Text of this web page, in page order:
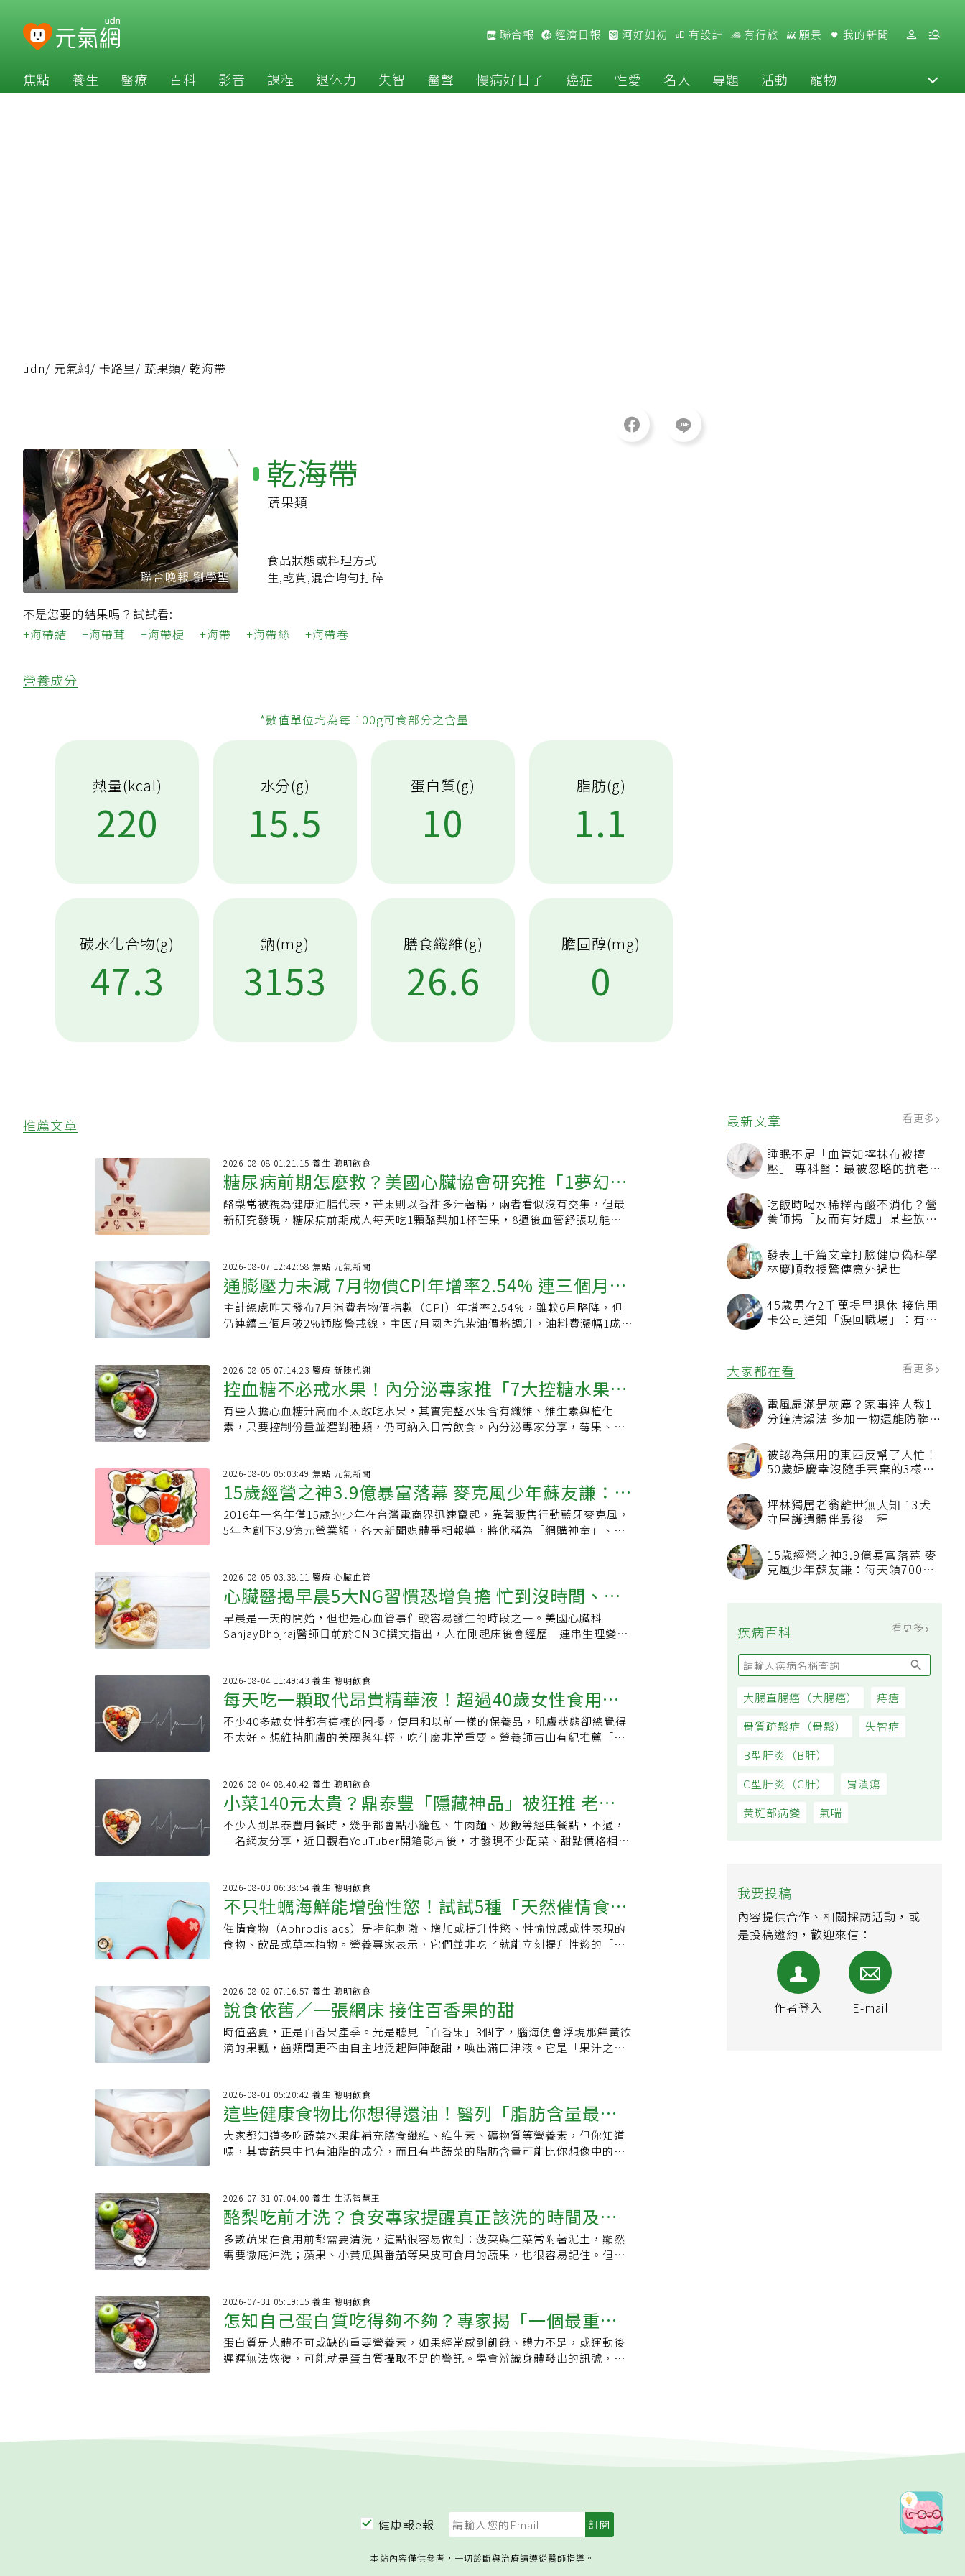
聯合報 經濟日報 河好如初 有設計 有行旅 願景 我的新聞
焦點 養生 醫療 百科 影音 課程 退休力 失智 醫聲 慢病好日子 癌症 性愛 名人 專題 活動 寵物
最新文章 看更多
睡眠不足「血管如擰抹布被擠
壓」 專科醫：最被忽略的抗老方
吃飯時喝水稀釋胃酸不消化？營
養師揭「反而有好處」某些族群
發表上千篇文章打臉健康偽科學
林慶順教授驚傳意外過世
45歲男存2千萬提早退休 接信用
卡公司通知「淚回職場」：有錢
大家都在看 看更多
電風扇滿是灰塵？家事達人教1
分鐘清潔法 多加一物還能防髒汙
被認為無用的東西反幫了大忙！
50歲婦慶幸沒隨手丟棄的3樣物
坪林獨居老翁離世無人知 13犬
守屋護遺體伴最後一程
15歲經營之神3.9億暴富落幕 麥
克風少年蘇友謙：每天領700元
疾病百科 看更多
大腸直腸癌（大腸癌）
痔瘡
骨質疏鬆症（骨鬆）
失智症
B型肝炎（B肝）
C型肝炎（C肝）
胃潰瘍
黃斑部病變
氣喘
我要投稿
內容提供合作、相關採訪活動，或
是投稿邀約，歡迎來信：
作者登入 E-mail
udn/ 元氣網/ 卡路里/ 蔬果類/ 乾海帶
聯合晚報 劉學聖
乾海帶
蔬果類
食品狀態或料理方式
生,乾貨,混合均勻打碎
不是您要的結果嗎？試試看:
海帶結
海帶茸 海帶梗 海帶 海帶絲 海帶卷
營養成分
*數值單位均為每 100g可食部分之含量
熱量(kcal)
220
水分(g)
15.5
蛋白質(g)
10
脂肪(g)
1.1
碳水化合物(g)
47.3
鈉(mg)
3153
膳食纖維(g)
26.6
膽固醇(mg)
0
推薦文章
2026-08-08 01:21:15 養生.聰明飲食
糖尿病前期怎麼救？美國心臟協會研究推「1夢幻水
果組合」 酪梨加它改善血管功能
酪梨常被視為健康油脂代表，芒果則以香甜多汁著稱，兩者看似沒有交集，但最
新研究發現，糖尿病前期成人每天吃1顆酪梨加1杯芒果，8週後血管舒張功能有所
而不自知；或雖知道卻不曉得該如何改善，讓它不演變成為糖尿病。根據
《EatingWell》報導，一項發表於《美國心臟協會雜誌》（JAHA）的研究，針
對68名糖尿病前期患者進行為期8週的試驗。研究發現，參與者無須痛苦節食，只
需每天在日常飲食中添加「一顆完整酪梨＋一杯新鮮芒果」，就能帶來令人驚喜
的心血管益處：．顯著提升血管擴張能力（FMD）：每日攝取酪梨與芒果的受試
肪酸與膳食纖維；芒果則補足高濃度的維生素C與鉀。兩者營養成分幾乎不重疊，
搭配後可一次補進健康脂肪、纖維、維生素與抗氧化物，使體內的抗氧化力與維
生素C攝取量翻倍，輕鬆提升護心防線。為什麼是酪梨加芒果？兩種水果營養剛好
互補這二者的搭配並不是隨意亂選的。酪梨富含單元不飽和脂肪酸、膳食纖維、
也有不少心血管研究支持。另一項針對786名腹部肥胖成人的研究發現，每天吃1
顆酪梨、持續6個月後，血液中的低密度脂蛋白（LDL）顆粒濃度有所下降。一般
健檢常看的LDL膽固醇，是測量膽固醇總量；LDL顆粒濃度則反映血液中究竟有
多少顆LDL粒子。顆粒數量較多、且較小而緻密時，更容易進入血管壁並促進動
脈粥狀硬化。研究人員估計，這項變化可能相當於心血管疾病風險小幅下降，但
濃度除了與芒果搭配，酪梨單獨攝取的護心效果同樣獲得臨床證實。根據一項發
表於《臨床脂質學雜誌》針對腹部肥胖成年人的研究發現，每天食用一顆酪梨，
持續6個月後，血液中的低密度脂蛋白（LDL）顆粒濃度降低約49納摩爾/公升
(nmol/L)，這可能有助降低心臟病風險。專家提醒，傳統健康檢查只看「壞膽固
底熟了沒，可以吃了嗎？農糧署提醒，判斷酪梨成熟與否不能只看顏色，因不同
品種成熟後有的轉成紫黑色，有的仍維持綠色。較可靠的方法是用手掌輕握，若
感覺微軟且帶彈性，通常已適合食用。農糧署指出，酪梨生食最營養，酪梨富含
加熱易受損的維生素C與E，要避免過度高溫烹調，生吃不僅能保留完整抗氧化
劑，還能防止產生苦味成分！此外，有些人會把酪梨當水果，但酪梨在營養分類
醬料或起司，護心效果更佳，如此才不會在原本飲食之外又多攝取一份高熱量食
物。每天增加一些營養密度高的水果、用健康脂肪取代飽和脂肪，再搭配規律運
動、控制體重與血糖，小幅但持續的改變，長期下來才能對心血管保護產生作
用。【資料來源】．《EatingWell》．《EatingWell》．《鮮享農YA-農糧署》
2026-08-07 12:42:58 焦點.元氣新聞
通膨壓力未減 7月物價CPI年增率2.54% 連三個月破
警戒線
主計總處昨天發布7月消費者物價指數（CPI）年增率2.54%，雖較6月略降，但
仍連續三個月破2%通膨警戒線，主因7月國內汽柴油價格調升，油料費漲幅1成，
6、7月接連再破2%，由於美伊戰事仍未停火，使得外界對接下來物價壓力不敢掉
以輕心。主計總處統計，7月CPI較上年同月漲2.54％，其中7月國內汽柴油價格
仍較上年同月為高，油料費漲幅約1成，加上燃油附加費推升國際機票價格，以及
旅遊團費等娛樂服務費用也調高，此外，蔬菜與外食費續漲，房租及家庭管理費
用、電費、燃氣等價格均較上年為高，與電腦等教養設備及用具價格上揚，惟水
緩。房市降溫，也讓房租增速緩慢下降，7月房租年增率再降到1.73%。另外生產
者物價指數(PPI)年增率漲16.94％，美元計價的進、出口物價指數(IPI、EPI)年增
率分別漲16.64％及漲19.71％，顯示廠商生產成本持續上揚，不利未來物價趨
緩。
2026-08-05 07:14:23 醫療.新陳代謝
控血糖不必戒水果！內分泌專家推「7大控糖水果」
搭配蛋白質更穩血糖
有些人擔心血糖升高而不太敢吃水果，其實完整水果含有纖維、維生素與植化
素，只要控制份量並選對種類，仍可納入日常飲食。內分泌專家分享，莓果、蘋
素、礦物質及多酚等抗氧化成分。纖維可延緩胃排空及糖分進入血液的速度，因
此相較於果汁、果乾或水果加工品，直接吃完整水果對血糖較友善。單獨攝取水
果時，天然糖分仍可能帶來血糖波動。夏威夷皇后醫科大學內分泌學家伊莎貝爾
·卡西米羅（Dr.IsabelCasimiro）建議，將水果與「蛋白質」或「健康脂肪」搭
配食用，蛋白質與油脂能延緩碳水化合物的吸收速度，提供持久能量：不過，水
此可將水果搭配無糖優格、堅果、起司或蛋等蛋白質及健康脂肪一起吃，以幫助
延緩消化、增加飽足感，減少血糖快速波動。而果汁即使標榜百分之百原汁，仍
可能因缺少纖維、飲用速度快，使糖分迅速被吸收。若想喝果汁，份量應更謹
慎，絕對不要拿它取代完整水果。內分泌專家推薦7大「控糖水果」醫師強調，控
低，並富含纖維、花青素與類黃酮。研究顯示，規律攝取莓果可能有助改善餐後
血糖、空腹血糖及胰島素敏感性。新鮮或冷凍莓果都不錯，冷凍莓果若未額外加
糖，營養價值不輸新鮮莓果。2.蘋果蘋果富含果膠等可溶性纖維，可延緩胃排空
與葡萄糖吸收，多酚也可能有助改善胰島素敏感性。蘋果的升糖指數相對較低，
但建議連皮食用，以保留較多纖維。3.梨子梨子的水分與纖維含量高，升糖指數
單次攝取過多醣類。4.香蕉香蕉甜度較高，卻不代表糖尿病患者完全不能吃。香
蕉含有纖維、鉀及維生素B6，仍比餅乾、甜點或含糖飲料更具營養價值。建議選
擇較小根香蕉，或一次吃半根，搭配無調味堅果、花生醬或雞蛋。熟度愈高的香
蕉通常愈甜，血糖控制不佳者可優先選擇尚未過熟、表皮較少黑斑的香蕉。5.酪
酪梨熱量較高，每次仍應控制份量。6.柑橘類橘子、柳橙等柑橘類水果升糖指數
較低，並含維生素C與柚皮素等類黃酮。建議直接吃果肉，不要以柳橙汁取代，以
免快速喝進過量糖分。7.石榴石榴富含花青素、鞣花單寧等植化素，研究顯示可
能有助改善發炎、血壓及胰島素阻抗。食用時可直接吃石榴籽，比飲用石榴汁更
能保留纖維。吃水果掌握3原則想吃水果又不讓血糖大幅波動，還要注意以下幾件
脂肪：例如無糖優格、蛋、起司、堅果或無糖豆漿。每個人對不同水果的血糖反
應不完全相同，若正在使用降血糖藥物或胰島素，可配合餐前、餐後血糖紀錄，
找出適合自己的種類與份量。血糖值標準對照正常血糖值．空腹血糖：70～
100mg/dL．餐後2小時血糖：低於140mg/dL．糖化血色素：低於5.7%糖尿病前
源】．《verywellhealth》．《聯合報系新聞資料庫》．《聯合報系新聞資料
庫》．《奇美醫院衛教資訊網》
2026-08-05 05:03:49 焦點.元氣新聞
15歲經營之神3.9億暴富落幕 麥克風少年蘇友謙：每
天領700元過日子
2016年一名年僅15歲的少年在台灣電商界迅速竄起，靠著販售行動藍牙麥克風，
5年內創下3.9億元營業額，各大新聞媒體爭相報導，將他稱為「網購神童」、
風，也成了他人生轉折的起點。從昔日揮金如土的少年CEO，到如今落腳高雄路
竹教會，成為一名每天向父親領700元零用錢的高二夜校生，再次談起那些年，蘇
友謙少了幾分少年得志時的銳氣，多了一些願意回頭檢視自己的坦然。「15到20
歲那幾年，我賣麥克風的總營業額是3.9億」談起數字，蘇友謙依然展現出敏銳的
商業大腦，信手拈來全是驚人的帳目紀錄，「光是國稅局追稅跟營業稅我就補繳
大量廣告投放與藝人代言，把產品迅速推向市場。但在名利快速湧入的同時，也
讓年紀輕輕的他承受了遠超過當時所能負荷的壓力。為了填補無止盡的焦慮，他
流連酒店、賭博，甚至染上毒品，2019年他因情緒崩潰自行前往警局自首吸食K
他命，後來又因借高利貸面臨黑道威脅，一場車禍後，更誘發了嚴重的被害妄想
瘋，那是真正的地獄」。人生的轉折，出現在他身心狀況跌到谷底的時候。當時
的蘇友謙，在臉書上看到昔日代言人、藝人李燕分享信仰相關內容，他抱著姑且
一試的心情打電話到教會，開口第一句話便是「上帝是什麼東西？」2023年7月
受洗後，在路竹基督長老教會與學校社工的陪伴下，他花了3個月讀完一整本聖
經。他說，信仰帶來的第一個改變，不是事業重新開始，而是願意放下過去的驕
到的舉動，向父親下跪道歉。「以前覺得有錢就是老子，在家裡我最大。信主
後，我跟爸爸下跪說對不起。」這場道歉，也讓父子之間長年的衝突逐漸有了和
解的機會。如今父子同住，父親每天替他切水果、買牛奶，甚至向學校社工表示
已做好照顧蘇友謙一輩子的準備。從過去動輒處理數百萬元資金，到現在每天領
諱地談起目前積欠藝人與網紅的代言尾款，加起來仍有約千萬元。「其實很多藝
人姐姐都很疼我，像連X雯、X進，他們都說不用還了，因為以前我也幫她們賺了
很多錢，但我堅持一定要還，等我以後有能力，我還要給她們額外的補償」。在
路竹教會與校園生活逐漸步上軌道後，蘇友謙仍沒有放棄再次創業的想法，被問
到未來是否還會重返商場，他幾乎沒有猶豫地回答「當然！我在等爸爸同意」。
準備等待時機重回電商戰場。「我很會看市場，也很懂怎麼抓人性，以前很多藝
人要做新品牌都會跑來請教我。從哪裡跌倒，我就要從哪裡爬起來」。但經歷過
這些事情之後，他也替自己畫下一些不再跨越的界線。「現在的我，絕對不碰毒
品、絕對不搞非法洗錢，規規矩矩做生意、奉公守法繳稅。國稅局追稅的苦頭我
方法，而是回答「千萬不要為了自己的事業去找魔鬼合作。不要吸毒、不要洗
錢，踏踏實實走合法、規矩的路。靠快錢堆疊出來的繁華，終究只是一吹就散的
泡沫」。※珍愛生命，向毒品說NO！毒品危害防制諮詢專線0800-770-885
2026-08-05 03:38:11 醫療.心臟血管
心臟醫揭早晨5大NG習慣恐增負擔 忙到沒時間、早
餐吃甜食都上榜
早晨是一天的開始，但也是心血管事件較容易發生的時段之一。美國心臟科
SanjayBhojraj醫師日前於CNBC撰文指出，人在剛起床後會經歷一連串生理變
重要，若長期在早上攝取高糖、高油脂食物，或身體過度緊繃，則可能增加心血
管負擔。他也列出自己每天早上9點前絕不會做的5件事，提醒民眾從日常習慣著
手，守護心臟健康。保護心臟早上不做5件事別再把這些當早餐Bhojraj醫師表
示，自己在早晨時段會盡量避免做以下5件事：1.不喝高糖咖啡飲品許多人習慣早
晨來一杯咖啡提神，但若選擇的是大杯風味拿鐵，其中就含有約30至50公克的糖
餓。2.別把甜食當早餐喜歡吃甜食當早餐？Bhojraj醫師指出，像是可頌、杯子蛋
糕、奶油酥餅等，通常由精緻碳水化合物與飽和脂肪組成，多數也缺乏膳食纖維
與蛋白質等有助延緩血糖上升的營養成分，容易造成血糖快速升高後又下降，尤
其在空腹食用的狀況下更應警惕。3.少吃加工肉品培根、香腸、火腿也是常見的
合都出現這類加工肉品，長期可能增加心血管健康風險。4.不喝能量飲料早上昏
昏欲睡，可以來一罐能量飲料快速充電嗎？Bhojraj醫師強調，能量飲料尤其要避
免在一大早就飲用。他說明，這類飲品通常含有大量咖啡因、糖分及其他刺激性
成分，可能提高心跳速度、造成血壓升高，部分族群甚至可能出現心律不整。尤
其剛起床時，身體正處於調節階段，再受到額外刺激，可能進一步增加心血管系
水分、適度運動，並以平穩的心情開始一天，其實並無大礙。但從他的觀察來
看，有些患者說「沒吃早餐」，其實是忙碌到沒有時間進食，一早靠咖啡提神、
趕著處理工作，身體長時間處於緊繃狀態。每天到了早上10點，神經系統可能就
已經過度興奮，且可能伴隨壓力荷爾蒙與血糖變化。每天空出5分鐘！放慢呼吸、
維持的生活型態。他的早餐通常會選擇含有蛋白質、纖維的食物，例如雞蛋搭配
水果、希臘優格搭配莓果與核桃，或燕麥加奇亞籽，也習慣先喝點水，再喝咖
啡，避免讓咖啡因成為一天當中身體受到的首個刺激。Bhojraj醫師表示，多數人
都忽視了神經系統與心血管健康的關聯，若從一大早開始就處於匆匆忙忙、精神
緊繃的狀態，長期下來也不利於整體健康。即使生活忙碌，每天早上也可以把握
「晚吃早餐短壽」說法仍有不確定性台灣邁入超高齡社會要注意！醫：早餐蛋白
赤字是肌少症隱形危機【本文由健康醫療網授權刊登，原文刊載網址：
https://www.healthnews.com.tw/article/69179】
2026-08-04 11:49:43 養生.聰明飲食
每天吃一顆取代昂貴精華液！超過40歲女性食用這
水果 維持透亮肌膚
不少40多歲女性都有這樣的困擾，使用和以前一樣的保養品，肌膚狀態卻總覺得
不太好。想維持肌膚的美麗與年輕，吃什麼非常重要。營養師古山有紀推薦「奇
膠原蛋白生成奇異果被認為有助於美肌，其中一個最大原因就是富含維生素C。維
生素C是合成支撐肌膚彈性與緊實度的膠原蛋白不可或缺的營養素。此外，也具有
保護肌膚免受紫外線產生活性氧傷害的作用。奇異果含有豐富的維生素C，有望幫
助膠原蛋白更順利生成。②抗氧化成分預防老化紫外線、壓力與睡眠不足等因素
會增加活性氧，進而傷害細胞，成為色斑與皺紋的原因。奇異果不僅含有維生素
相關，甚至被稱為「第二大腦」。近年來，腸道環境與肌膚狀態之間的關係也受
到關注，研究發現，便秘與腸道環境失衡可能導致肌膚問題。奇異果同時含有水
溶性與非水溶性膳食纖維，有助於調整腸道環境。當便秘改善後，許多人也會感
覺「肌膚狀態變好了」、「上妝效果不一樣了」。④葉酸維持正常肌膚代謝奇異
素非常重要。換句話說，含有葉酸的奇異果，有助於支持肌膚更新。為什麼早上
吃奇異果比較好？如果要吃奇異果，推薦選在早上。早上是補充睡眠期間流失的
水分與營養素的時機。此時補充維生素C與膳食纖維，有助於調整一整天的身體狀
態。此外，膠原蛋白是由蛋白質製造而成，因此與雞蛋、優格、起司等蛋白質一
起攝取，有助於更有效率地打造健康美肌。推薦奇異果的吃法①奇異果優格只要
外，但奇異果與蔬菜非常搭。將奇異果加入蔬菜與起司沙拉中，就能同時攝取膳
食纖維、蛋白質與奇異果，是很適合早上食用的一道料理。③奶昔只要與喜歡的
蔬菜或水果混合即可，製作簡單，非常適合忙碌的早晨。即使不加糖，也能利用
奇異果本身的甜味，喝起來依然美味。如果想要清爽的口感，也可以加入優格，
2026-08-04 08:40:42 養生.聰明飲食
小菜140元太貴？鼎泰豐「隱藏神品」被狂推 老
饕：自己做不出來
不少人到鼎泰豐用餐時，幾乎都會點小籠包、牛肉麵、炒飯等經典餐點，不過，
一名網友分享，近日觀看YouTuber開箱影片後，才發現不少配菜、甜點價格相當
出自己每次到鼎泰豐幾乎都固定點小籠包、牛肉麵及炒飯，直到最近看了
YouTuber介紹其他品項，才驚覺部分菜色售價遠高於預期。其中，辣味黃瓜要價
140元、冷筍沙拉350元、香酥蝦餅310元、糖水芝麻湯圓130元、千層油糕135
元，讓他忍不住好奇：「這些餐點到底和一般外面吃到的有什麼不同？」貼文一
出後，引來網友回應「給觀光客打卡的台灣名店，這價格有啥問題」、「現在知
不如去吃別的」、「寧願再漲一倍，吃飯還是要等」。不過，也有網友特別推薦
鼎泰豐的小黃瓜，「小黃瓜我很愛點」、「推薦這個小黃瓜，調味一絕」、「小
黃瓜真的好吃，140元我願意，每次都點」、「小黃瓜我很愛點欸，買了它辣油，
自己做不出來」、「誠摯推薦這個小黃瓜，調味絕妙，我自己做，甚至買水果小
鼎泰豐對餐點品質有極高的要求，深受不少台灣食客喜愛。本站曾報導，一名網
友好奇，為何在台灣吃鼎泰豐不能訂位，國外的分店卻能接受預約？對此，有網
友分析，開放訂位的餐廳都是一輪一輪制的，超過規定時間就換另一組客人，能
夠精準安排時間，但鼎泰豐並沒有用餐時間的限制，就算客人吃很久也不會趕走
客人，在無法預測時間的情況下，才會不開放訂位。此外，也有網友以百貨公司
高的比例是國外旅客或高消費族群，百貨公司需要這些人的消費能力，所以當餐
廳與百貨公司談進駐或抽成時，往往能依靠此特點談到理想的價碼。假如開放訂
位，現場排隊的人潮就會減少，也失去跟餐廳與百貨公司談條件的優勢。
2026-08-03 06:38:54 養生.聰明飲食
不只牡蠣海鮮能增強性慾！試試5種「天然催情食
物」也包含水果
催情食物（Aphrodisiacs）是指能刺激、增加或提升性慾、性愉悅感或性表現的
食物、飲品或草本植物。營養專家表示，它們並非吃了就能立刻提升性慾的「神
提升生殖健康與性功能。催情食物真的有效嗎？營養師LaurenManaker表示，確
實有部分研究顯示催情食物可能具有一定效果，但影響性慾的因素非常複雜，不
可能只靠某一種食物立即見效。營養師JessicaClancy-Strawn也指出，催情食物
並不會瞬間引發性慾，而是透過改善身體狀態，建立有利於性慾產生的生理基
礎。哪些營養素有助提升性健康？維持良好的性健康，不是依賴單一食物，而是
化壓力，並支持荷爾蒙正常分泌，進一步維持性慾與精子品質。此外，葉酸與維
生素D也是精子發育及生殖健康不可或缺的重要營養素。這些營養素普遍存在於
魚類、貝類、家禽、全穀類、水果、蔬菜，以及低脂乳製品等天然食物中。相反
地，若長期攝取大量加工肉品、高脂乳製品、起司、含糖飲料、甜食及酒精，則
以高濃度保健食品或植物萃取物補充，就必須留意副作用。例如，高劑量人參可
能引起頭痛與失眠；濃縮綠茶萃取物可能增加肝臟負擔；大量薑可能刺激胃部；
過量飲酒更會從原本放鬆情緒，反而變成影響性功能、判斷能力與性同意意識。
此外，番紅花若以高劑量補充，也可能造成頭暈或噁心。男女受益方式有所不同
由於男女生理機制不同，催情食物產生的效果也不盡相同。Strawn指出，男性通
物，而提升整體性福表現。專家點名5種天然催情食物1.黑巧克力黑巧克力富含黃
酮類化合物，有助促進血液循環，同時含有可提升愉悅感的成分。雖然目前沒有
直接證據證明黑巧克力能提升性慾，但它改善情緒的效果，可能間接提升性生活
品質。2.蜂蜜研究指出，蜂蜜可能透過刺激黃體生成素分泌、降低芳香化酶活
功能障礙、提升睪丸抗氧化能力，以及促進生殖荷爾蒙正常分泌。除了上述食物
外，辣椒、薑、堅果、番紅花、人參、綠茶、蕁麻根，以及葡萄籽萃取物、白楊
情食物並不會直接「創造」性慾，而是透過改善血液循環、荷爾蒙及整體健康，
2026-08-02 07:16:57 養生.聰明飲食
說食依舊／一張網床 接住百香果的甜
時值盛夏，正是百香果產季。光是聽見「百香果」3個字，腦海便會浮現那鮮黃欲
滴的果瓤，齒頰間更不由自主地泛起陣陣酸甜，喚出滿口津液。它是「果汁之
層次。它不僅「百香」，在餐桌上更是「百變」。百香果的命名是一頁生動的文
化漂流史。17世紀初，它從原產地巴西傳入西班牙，傳教士見其花瓣張開，中心
花蕊狀似十字架，3個分裂的柱頭宛如釘死耶穌的鐵釘，花瓣上的斑點似血跡，於
是充滿宗教情懷地命名為「受難花」（PassionFlower），果實即為受難果。後
人有不識此淵源，單從字面誤讀，便成了「熱情果」與「愛情果」。時空流轉至
稱。而在早年的台灣，鄉親們觀其外型，直白地喊它「雞卵果」，或是帶著異國
色彩的「西番果」。直到1960年代，台鳳公司準備推出果汁，覺得「西番」兩字
不夠響亮，便取「Passion」的日語諧音，巧妙譯為「百香」。這神來一筆，不僅
音韻優美，更精準捕捉了它揉合香蕉、鳳梨、檸檬、石榴等多種果香的迷人特
香果的優點，紫紅外皮下藏著酸甜濃郁的果汁，近年更有甜度極高的「滿天星」
（蜜糖百香果）與清香多汁的「黃金百香果」爭艷。要孕育這些美好，首推南投
埔里。埔里大坪頂這片海拔650至800公尺的緩坡，擁有微酸性紅土，保水又排
水，且超過10度以上的日夜溫差，造就了「熱不太熱、冷不太冷」的微氣候。當
地的百香果農彭文和笑稱，這裡水質極佳，不僅人喝了甘甜，果樹喝了更是結實
讓埔里百香果濃縮汁的銷量從每月數百桶，一度暴跌至5桶，果農瞬間跌入酸澀深
於是，一項改變產業命運的發明誕生了——「吊網」。農人在藤蔓下架起一張張鬆
軟的網床，果實熟透後自然蒂落，輕輕柔柔地掉進網中。不提早採摘、不落地碰
撞，不僅留住了完美外觀，更徹底封存了果實的甜美，如詩人卓黔形容「柔黃淺
2026-08-01 05:20:42 養生.聰明飲食
這些健康食物比你想得還油！醫列「脂肪含量最
高」前3名蔬果
大家都知道多吃蔬菜水果能補充膳食纖維、維生素、礦物質等營養素，但你知道
嗎，其實蔬果中也有油脂的成分，而且有些蔬菜的脂肪含量可能比你想像中的
維，但與綠葉蔬菜、黃瓜和番茄等蔬菜相比，其脂肪含量較高，可食用部分的脂
肪含量平均為每100克7.6克，而且冷凍毛豆的脂肪含量比煮熟的新鮮毛豆更高。
想要更健康的享用毛豆，建議採用水煮或清蒸的方式，調味以少鹽為原則，冷凍
毛豆解凍後可以直接食用，每次盛裝適量（約50～100克）放在碗盤裡，而非整
包邊拿邊吃，就能避免不小心吃得太多。第二名：酪梨酪梨因其柔滑的口感和濃
沙拉、三明治、壽司等餐點中。儘管酪梨很健康，但每100克酪梨含有17.5克脂肪
和176大卡的熱量，一不注意脂肪攝取量和熱量就超標。建議的酪梨食用量是約
1/4至半顆，並且避免使用脂肪含量高的美乃滋或油性醬汁調味。第一名：落花生
根據日本食品成分資料庫，新鮮帶殼落花生則被歸類為「野菜類」，而非油脂或
2026-07-31 07:04:00 養生.生活智慧王
酪梨吃前才洗？食安專家提醒真正該洗的時間及正
確清洗方式
多數蔬果在食用前都需要清洗，這點很容易做到：菠菜與生菜常附著泥土，顯然
需要徹底沖洗；蘋果、小黃瓜與番茄等果皮可食用的蔬果，也很容易記住。但酪
應立即清洗酪梨試著想像一顆酪梨在放上餐盤前經歷了什麼過程？當它在田間生
長時，通常會被噴灑農藥及類似化學物質，而灌溉用水可能含有受糞肥、農藥等
污染的成分；隨後果實被採收，在運往超市的過程中經歷各個階段的處理。在超
市裡，員工與顧客會反覆拿起又放下，所有這些過程都會讓酪梨等農產品接觸到
各種細菌，而這些細菌會附著在果皮上。雖然不會吃酪梨的果皮，但它仍可能將
後將酪梨放在流動冷水下，輕輕搓洗每個部位；如果表面凹凸不平，可用蔬果刷
食用為止。（本文經《世界新聞網》授權刊登，原文刊載於此）
2026-07-31 05:19:15 養生.聰明飲食
怎知自己蛋白質吃得夠不夠？專家揭「一個最重要
警訊」：盡快補充
蛋白質是人體不可或缺的重要營養素，如果經常感到飢餓、體力不足，或運動後
遲遲無法恢復，可能就是蛋白質攝取不足的警訊。學會辨識身體發出的訊號，有
現。營養師LaurenHarris-Pincus表示，以下情況都可能與蛋白質不足有關：●兩
餐之間很容易感到飢餓。●吃完飯後仍缺乏飽足感。●運動後恢復速度變慢。●
出，如果蛋白質攝取充足，通常在正餐後及兩餐之間都能維持較好的飽足感，同
健康報e報
本站內容僅供參考，一切診斷與治療請遵從醫師指導。